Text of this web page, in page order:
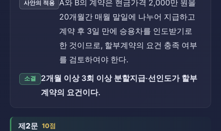
사안의 적용
A와 B의 계약은 현금가격 2,000만 원을
20개월간 매월 말일에 나누어 지급하고
계약 후 3일 만에 승용차를 인도받기로
한 것이므로, 할부계약의 요건 충족 여부
를 검토하여야 한다.
소결
2개월 이상 3회 이상 분할지급·선인도가 할부
계약의 요건이다.
제2문 10점